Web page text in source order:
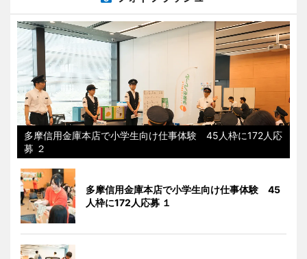
多摩信用金庫本店で小学生向け仕事体験 45人枠に172人応
募 ２
多摩信用金庫本店で小学生向け仕事体験 45
人枠に172人応募 １